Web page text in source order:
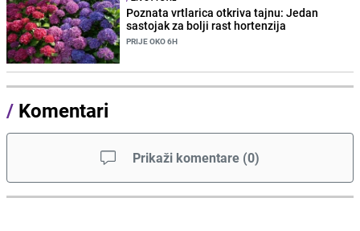
Poznata vrtlarica otkriva tajnu: Jedan
sastojak za bolji rast hortenzija
PRIJE OKO 6H
/ Komentari
Prikaži komentare (0)